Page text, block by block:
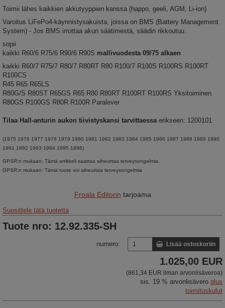
Toimii lähes kaikkien akkutyyppien kanssa (happo, geeli, AGM, Li-ion)
Varoitus LiFePo4-käynnistysakuista, joissa on BMS (Battery Management
System) - Jos BMS irrottaa akun säätimestä, säädin rikkoutuu.
sopii
kaikki R60/6 R75/6 R90/6 R90S mallivuodesta 09/75 alkaen
kaikki R60/7 R75/7 R80/7 R80RT R80 R100/7 R100S R100RS R100RT
R100CS
R45 R65 R65LS
R80G/S R80ST R65GS R65 R80 R80RT R100RT R100RS Yksitoiminen
R80GS R100GS R80R R100R Paralever
Tilaa Hall-anturin aukon tiivistyskansi tarvittaessaerikseen: 1200101
(1975 1976 1977 1978 1979 1980 1981 1982 1983 1984 1985 1986 1987 1988 1989 1990
1991 1992 1993 1994 1995 1996)
GPSR:n mukaan: Tämä artikkeli saattaa aiheuttaa terveysongelmia.
GPSR:n mukaan: Tämä tuote voi aiheuttaa terveysongelmia
Froala Editorin tarjoama
Suosittele tätä tuotetta
Tuote nro: 12.92.335-SH
numero: Lisää ostoskoriin
1.025,00 EUR
(861,34 EUR ilman arvonlisäveroa)
sis. 19 % arvonlisävero plus
toimituskulut